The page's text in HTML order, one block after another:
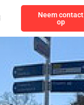
Neem contact
op